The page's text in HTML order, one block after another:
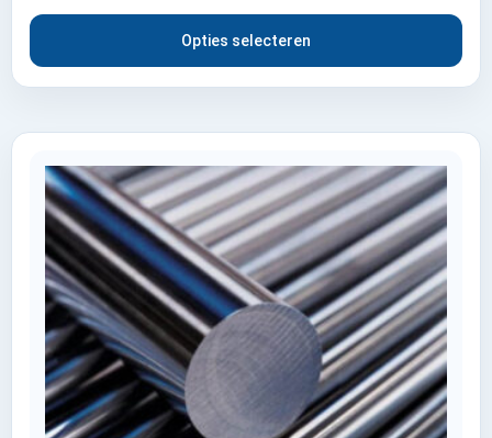
Opties selecteren